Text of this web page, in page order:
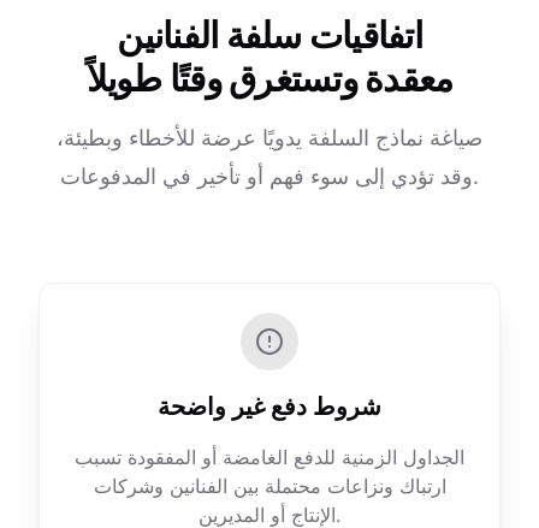
اتفاقيات سلفة الفنانين
معقدة وتستغرق وقتًا طويلاً
صياغة نماذج السلفة يدويًا عرضة للأخطاء وبطيئة،
وقد تؤدي إلى سوء فهم أو تأخير في المدفوعات.
شروط دفع غير واضحة
الجداول الزمنية للدفع الغامضة أو المفقودة تسبب
ارتباك ونزاعات محتملة بين الفنانين وشركات
الإنتاج أو المديرين.